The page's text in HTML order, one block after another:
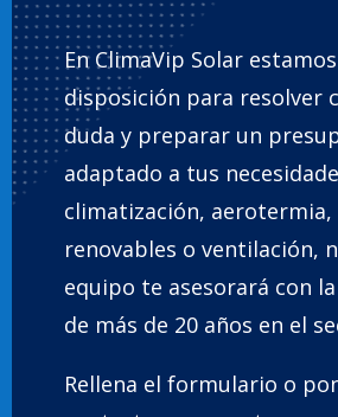
En ClimaVip Solar
disposición para resolver
duda y preparar un
adaptado a tus
climatización, aerotermia,
renovables o ventilación,
equipo te asesorará con
de más de 20 años en el
Rellena el formulario o